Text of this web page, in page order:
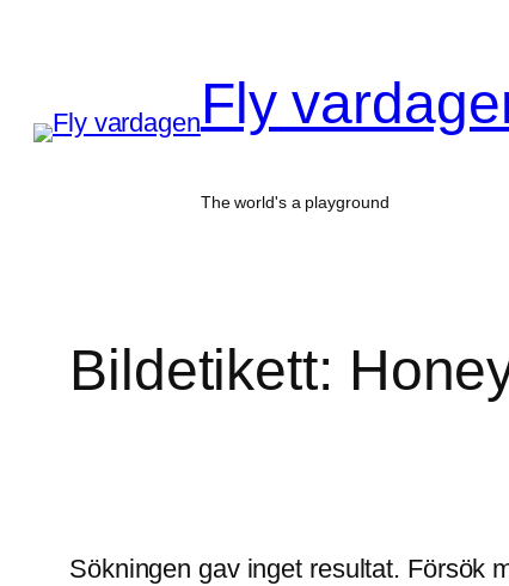
Fly
The world's a playground
Bildetikett:
Sökningen gav inget resultat. Försök